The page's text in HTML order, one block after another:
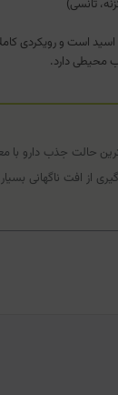
تانسی)
اسید است و رویکردی
محیطی دارد.
حالت جذب دارو با
از افت ناگهانی